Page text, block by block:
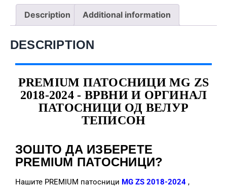
Description Additional information
DESCRIPTION
PREMIUM ПАТОСНИЦИ MG ZS
2018-2024 - ВРВНИ И ОРГИНАЛ
ПАТОСНИЦИ ОД ВЕЛУР
ТЕПИСОН
ЗОШТО ДА ИЗБЕРЕТЕ
PREMIUM ПАТОСНИЦИ?
Нашите PREMIUM патосници MG ZS 2018-2024 ,